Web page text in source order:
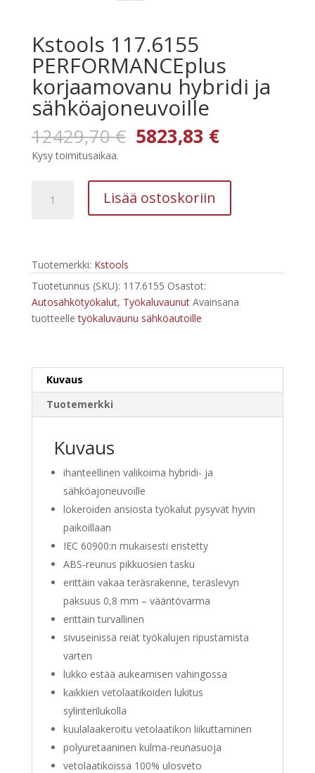
Kstools 117.6155
PERFORMANCEplus
korjaamovanu hybridi ja
sähköajoneuvoille
12429,70€ Alkuperäinen
hinta
12429,70 €.
5823,83 €Nykyinen
hinta
5823,83 €.
Kysy toimitusaikaa.
117.6155
PERFORMANCEplus
ja
sähköajoneuvoille
määrä
Lisää ostoskoriin
Tuotemerkki: Kstools
Tuotetunnus (SKU): 117.6155 Osastot:
Autosähkötyökalut, Työkaluvaunut Avainsana
tuotteelletyökaluvaunu sähköautoille
Kuvaus
Tuotemerkki
Kuvaus
ihanteellinen valikoima hybridi- ja
sähköajoneuvoille
lokeroiden ansiosta työkalut pysyvät hyvin
paikoillaan
IEC 60900:n mukaisesti eristetty
ABS-reunus pikkuosien tasku
erittäin vakaa teräsrakenne, teräslevyn
paksuus 0,8 mm – vääntövarma
erittäin turvallinen
sivuseinissä reiät työkalujen ripustamista
varten
lukko estää aukeamisen vahingossa
kaikkien vetolaatikoiden lukitus
sylinterilukolla
kuulalaakeroitu vetolaatikon liikuttaminen
polyuretaaninen kulma-reunasuoja
vetolaatikoissa 100% ulosveto